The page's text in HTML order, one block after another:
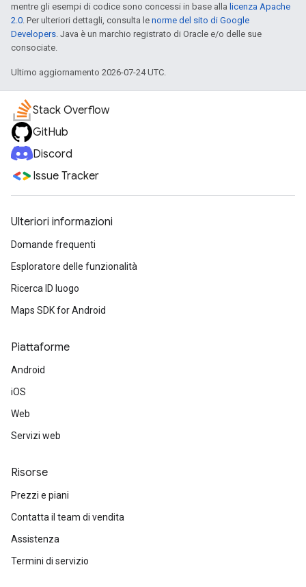
mentre gli esempi di codice sono concessi in base alla licenza Apache
2.0 . Per ulteriori dettagli, consulta le norme del sito di Google
Developers . Java è un marchio registrato di Oracle e/o delle sue
consociate.
Ultimo aggiornamento 2026-07-24 UTC.
Stack Overflow
GitHub
Discord
Issue Tracker
Ulteriori informazioni
Domande frequenti
Esploratore delle funzionalità
Ricerca ID luogo
Maps SDK for Android
Piattaforme
Android
iOS
Web
Servizi web
Risorse
Prezzi e piani
Contatta il team di vendita
Assistenza
Termini di servizio